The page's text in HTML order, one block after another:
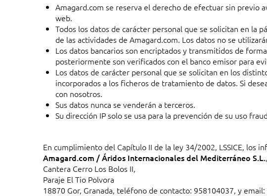
Amagard.com se reserva el derecho de efectuar sin previo
web.
Todos los datos de carácter personal que se solicitan en la
de las actividades de Amagard.com. Los datos no se
Los datos bancarios son encriptados y transmitidos de
posteriormente son verificados con el banco emisor para
Los datos de carácter personal que se solicitan en los
incorporados a los ficheros de tratamiento de datos. Si
con nosotros.
Sus datos nunca se venderán a terceros.
Su dirección IP solo se usa para la prevención de su uso
En cumplimiento del Capítulo II de la ley 34/2002, LSSICE, los
Amagard.com / Áridos Internacionales del Mediterráneo S.L.
Cantera Cerro Los Bolos II,
Paraje El Tio Polvora
18870 Gor, Granada, teléfono de contacto: 958104037, y email: